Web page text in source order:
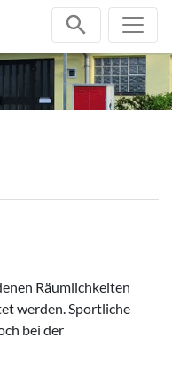
Räumlichkeiten
werden. Sportliche
bei der